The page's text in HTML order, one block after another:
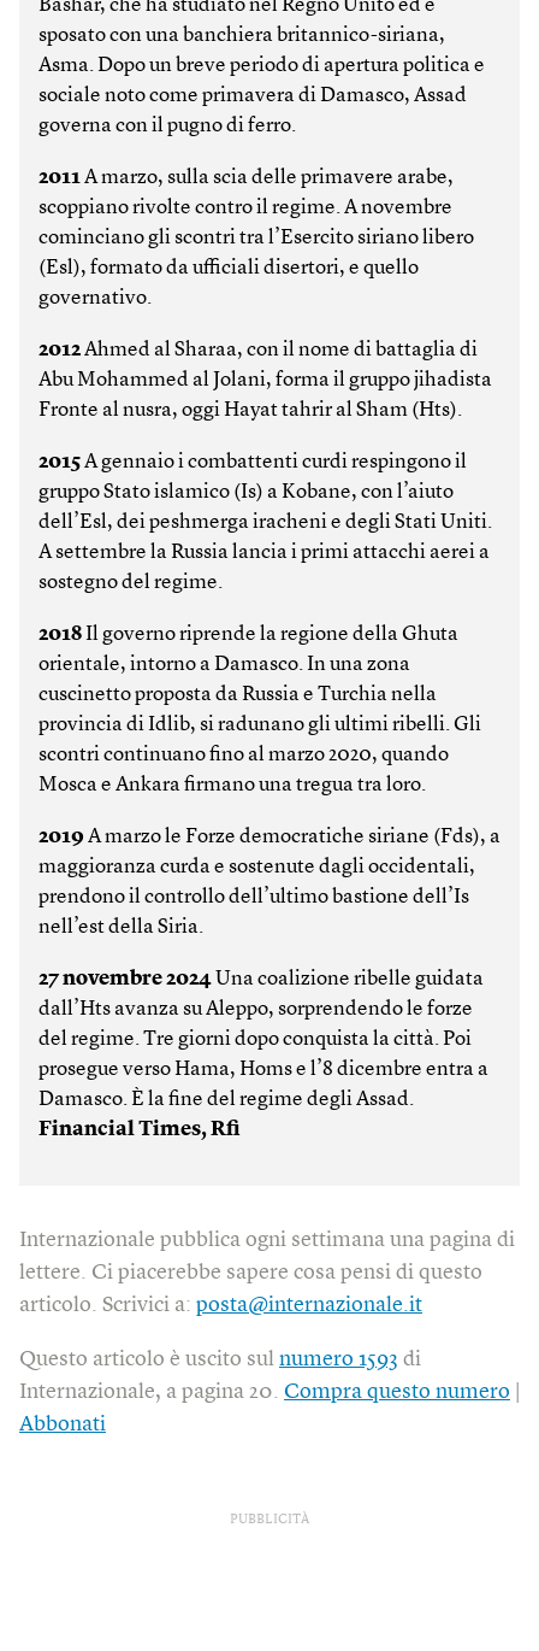
Bashar, che ha studiato nel Regno Unito ed è
sposato con una banchiera britannico-siriana,
Asma. Dopo un breve periodo di apertura politica e
sociale noto come primavera di Damasco, Assad
governa con il pugno di ferro.
2011A marzo, sulla scia delle primavere arabe,
scoppiano rivolte contro il regime. A novembre
cominciano gli scontri tra l’Esercito siriano libero
(Esl), formato da ufficiali disertori, e quello
governativo.
2012Ahmed al Sharaa, con il nome di battaglia di
Abu Mohammed al Jolani, forma il gruppo jihadista
Fronte al nusra, oggi Hayat tahrir al Sham (Hts).
2015A gennaio i combattenti curdi respingono il
gruppo Stato islamico (Is) a Kobane, con l’aiuto
dell’Esl, dei peshmerga iracheni e degli Stati Uniti.
A settembre la Russia lancia i primi attacchi aerei a
sostegno del regime.
2018Il governo riprende la regione della Ghuta
orientale, intorno a Damasco. In una zona
cuscinetto proposta da Russia e Turchia nella
provincia di Idlib, si radunano gli ultimi ribelli. Gli
scontri continuano fino al marzo 2020, quando
Mosca e Ankara firmano una tregua tra loro.
2019 A marzo le Forze democratiche siriane (Fds), a
maggioranza curda e sostenute dagli occidentali,
prendono il controllo dell’ultimo bastione dell’Is
nell’est della Siria.
27 novembre 2024 Una coalizione ribelle guidata
dall’Hts avanza su Aleppo, sorprendendo le forze
del regime. Tre giorni dopo conquista la città. Poi
prosegue verso Hama, Homs e l’8 dicembre entra a
Damasco. È la fine del regime degli Assad.
Financial Times, Rfi
Internazionale pubblica ogni settimana una pagina di
lettere. Ci piacerebbe sapere cosa pensi di questo
articolo. Scrivici a: posta@internazionale.it
Questo articolo è uscito sul numero 1593 di
Internazionale, a pagina 20. Compra questo numero
Abbonati
PUBBLICITÀ